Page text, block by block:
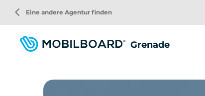
zum
Inhalt
Grenade
arrow_back_ios Eine andere Agentur finden